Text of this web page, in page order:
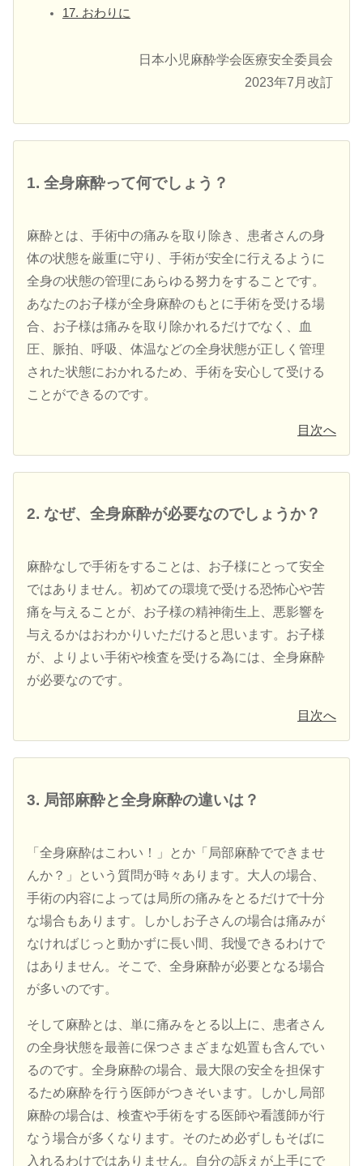
17. おわりに
日本小児麻酔学会医療安全委員会
2023年7月改訂
1. 全身麻酔って何でしょう？
麻酔とは、手術中の痛みを取り除き、患者さんの身
体の状態を厳重に守り、手術が安全に行えるように
全身の状態の管理にあらゆる努力をすることです。
あなたのお子様が全身麻酔のもとに手術を受ける場
合、お子様は痛みを取り除かれるだけでなく、血
圧、脈拍、呼吸、体温などの全身状態が正しく管理
された状態におかれるため、手術を安心して受ける
ことができるのです。
目次へ
2. なぜ、全身麻酔が必要なのでしょうか？
麻酔なしで手術をすることは、お子様にとって安全
ではありません。初めての環境で受ける恐怖心や苦
痛を与えることが、お子様の精神衛生上、悪影響を
与えるかはおわかりいただけると思います。お子様
が、よりよい手術や検査を受ける為には、全身麻酔
が必要なのです。
目次へ
3. 局部麻酔と全身麻酔の違いは？
「全身麻酔はこわい！」とか「局部麻酔でできませ
んか？」という質問が時々あります。大人の場合、
手術の内容によっては局所の痛みをとるだけで十分
な場合もあります。しかしお子さんの場合は痛みが
なければじっと動かずに長い間、我慢できるわけで
はありません。そこで、全身麻酔が必要となる場合
が多いのです。
そして麻酔とは、単に痛みをとる以上に、患者さん
の全身状態を最善に保つさまざまな処置も含んでい
るのです。全身麻酔の場合、最大限の安全を担保す
るため麻酔を行う医師がつきそいます。しかし局部
麻酔の場合は、検査や手術をする医師や看護師が行
なう場合が多くなります。そのため必ずしもそばに
入れるわけではありません。自分の訴えが上手にで